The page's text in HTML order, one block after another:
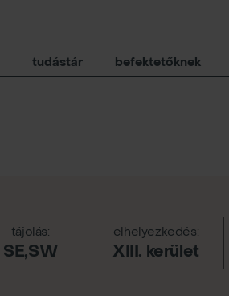
tudástár befektetőknek
tájolás:
SE,SW
elhelyezkedés:
XIII. kerület